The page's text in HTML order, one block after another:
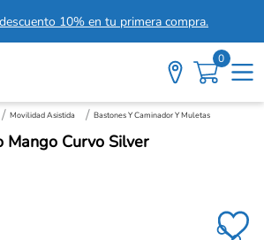
10% en tu primera compra.
0
Movilidad Asistida Bastones Y Caminador Y Muletas
Mango Curvo Silver